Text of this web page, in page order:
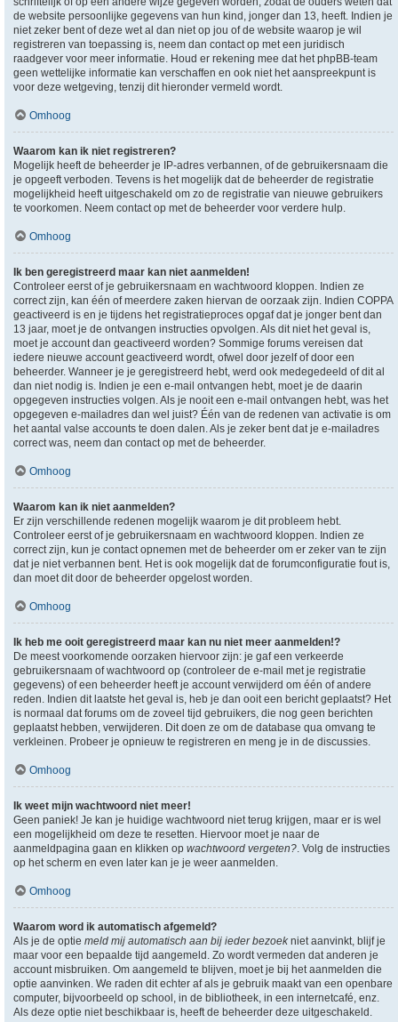
de website persoonlijke gegevens van hun kind, jonger dan 13, heeft. Indien je
niet zeker bent of deze wet al dan niet op jou of de website waarop je wil
registreren van toepassing is, neem dan contact op met een juridisch
raadgever voor meer informatie. Houd er rekening mee dat het phpBB-team
geen wettelijke informatie kan verschaffen en ook niet het aanspreekpunt is
voor deze wetgeving, tenzij dit hieronder vermeld wordt.
Omhoog
Waarom kan ik niet registreren?
Mogelijk heeft de beheerder je IP-adres verbannen, of de gebruikersnaam die
je opgeeft verboden. Tevens is het mogelijk dat de beheerder de registratie
mogelijkheid heeft uitgeschakeld om zo de registratie van nieuwe gebruikers
te voorkomen. Neem contact op met de beheerder voor verdere hulp.
Omhoog
Ik ben geregistreerd maar kan niet aanmelden!
Controleer eerst of je gebruikersnaam en wachtwoord kloppen. Indien ze
correct zijn, kan één of meerdere zaken hiervan de oorzaak zijn. Indien COPPA
geactiveerd is en je tijdens het registratieproces opgaf dat je jonger bent dan
13 jaar, moet je de ontvangen instructies opvolgen. Als dit niet het geval is,
moet je account dan geactiveerd worden? Sommige forums vereisen dat
iedere nieuwe account geactiveerd wordt, ofwel door jezelf of door een
beheerder. Wanneer je je geregistreerd hebt, werd ook medegedeeld of dit al
dan niet nodig is. Indien je een e-mail ontvangen hebt, moet je de daarin
opgegeven instructies volgen. Als je nooit een e-mail ontvangen hebt, was het
opgegeven e-mailadres dan wel juist? Één van de redenen van activatie is om
het aantal valse accounts te doen dalen. Als je zeker bent dat je e-mailadres
correct was, neem dan contact op met de beheerder.
Omhoog
Waarom kan ik niet aanmelden?
Er zijn verschillende redenen mogelijk waarom je dit probleem hebt.
Controleer eerst of je gebruikersnaam en wachtwoord kloppen. Indien ze
correct zijn, kun je contact opnemen met de beheerder om er zeker van te zijn
dat je niet verbannen bent. Het is ook mogelijk dat de forumconfiguratie fout is,
dan moet dit door de beheerder opgelost worden.
Omhoog
Ik heb me ooit geregistreerd maar kan nu niet meer aanmelden!?
De meest voorkomende oorzaken hiervoor zijn: je gaf een verkeerde
gebruikersnaam of wachtwoord op (controleer de e-mail met je registratie
gegevens) of een beheerder heeft je account verwijderd om één of andere
reden. Indien dit laatste het geval is, heb je dan ooit een bericht geplaatst? Het
is normaal dat forums om de zoveel tijd gebruikers, die nog geen berichten
geplaatst hebben, verwijderen. Dit doen ze om de database qua omvang te
verkleinen. Probeer je opnieuw te registreren en meng je in de discussies.
Omhoog
Ik weet mijn wachtwoord niet meer!
Geen paniek! Je kan je huidige wachtwoord niet terug krijgen, maar er is wel
een mogelijkheid om deze te resetten. Hiervoor moet je naar de
aanmeldpagina gaan en klikken op wachtwoord vergeten?. Volg de instructies
op het scherm en even later kan je je weer aanmelden.
Omhoog
Waarom word ik automatisch afgemeld?
Als je de optie meld mij automatisch aan bij ieder bezoekniet aanvinkt, blijf je
maar voor een bepaalde tijd aangemeld. Zo wordt vermeden dat anderen je
account misbruiken. Om aangemeld te blijven, moet je bij het aanmelden die
optie aanvinken. We raden dit echter af als je gebruik maakt van een openbare
computer, bijvoorbeeld op school, in de bibliotheek, in een internetcafé, enz.
Als deze optie niet beschikbaar is, heeft de beheerder deze uitgeschakeld.